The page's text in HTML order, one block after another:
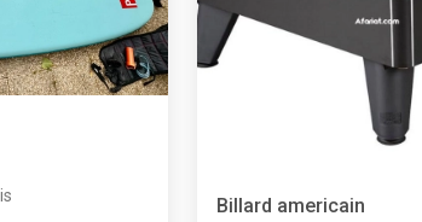
Billard americain